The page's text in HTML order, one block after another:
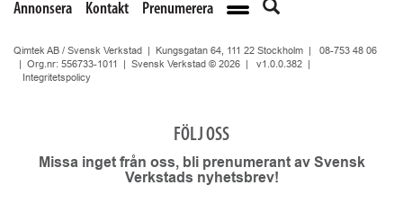
Annonsera Kontakt Prenumerera
Qimtek AB / Svensk Verkstad | Kungsgatan 64, 111 22 Stockholm | 08-753 48 06
| Org.nr: 556733-1011 | Svensk Verkstad © 2026 | v1.0.0.382
Integritetspolicy
FÖLJ OSS
Missa inget från oss, bli prenumerant av Svensk
Verkstads nyhetsbrev!